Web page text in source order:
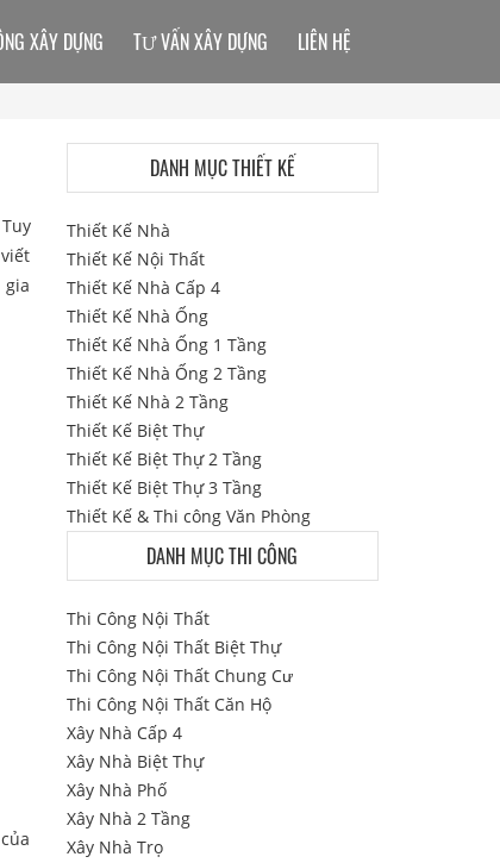
XÂY DỰNG TƯ VẤN XÂY DỰNG LIÊN HỆ
DANH MỤC THIẾT KẾ
Thiết Kế Nhà
Thiết Kế Nội Thất
Thiết Kế Nhà Cấp 4
Thiết Kế Nhà Ống
Thiết Kế Nhà Ống 1 Tầng
Thiết Kế Nhà Ống 2 Tầng
Thiết Kế Nhà 2 Tầng
Thiết Kế Biệt Thự
Thiết Kế Biệt Thự 2 Tầng
Thiết Kế Biệt Thự 3 Tầng
Thiết Kế & Thi công Văn Phòng
DANH MỤC THI CÔNG
Thi Công Nội Thất
Thi Công Nội Thất Biệt Thự
Thi Công Nội Thất Chung Cư
Thi Công Nội Thất Căn Hộ
Xây Nhà Cấp 4
Xây Nhà Biệt Thự
Xây Nhà Phố
Xây Nhà 2 Tầng
Xây Nhà Trọ